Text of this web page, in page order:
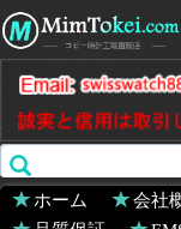
ホーム 会社